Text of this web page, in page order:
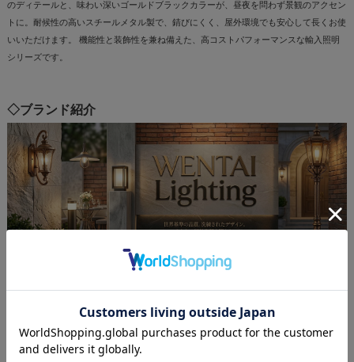
のディテールと、味わい深いゴールドブラックカラーが、昼夜を問わず景観のアクセン
トに。耐候性の高いスチールメタル製で、錆びにくく、屋外環境でも安心して長くお使
いいただけます。 機能性と装飾性を兼ね備えた、高コストパフォーマンスな輸入照明
シリーズです。
◇ブランド紹介
ウェンタイライティングはデザイン性と品質に優れた、屋外照明を製作するメーカーで
す。壁取り付けタイプだけでなく、門柱灯やペンダントライト、ガーデン用など、多岐
にわたる屋外用照明器具を取り扱っています。アメリカやヨーロッパの照明製作を手掛
け、世界基準の品質を提供します。独自ブランドは価格が手頃ながらもおしゃれなデザ